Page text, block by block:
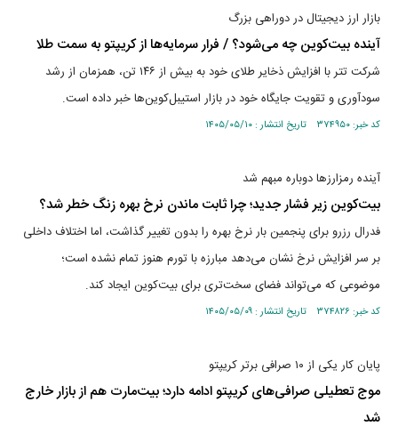
بازار ارز دیجیتال در دوراهی بزرگ
آینده بیت‌کوین چه می‌شود؟ / فرار سرمایه‌ها از کریپتو به سمت طلا
شرکت تتر با افزایش ذخایر طلای خود به بیش از ۱۴۶ تن، همزمان از رشد
سودآوری و تقویت جایگاه خود در بازار استیبل‌کوین‌ها خبر داده است.
کد خبر: ۳۷۴۹۵۰ تاریخ انتشار : ۱۴۰۵/۰۵/۱۰
آینده رمزارزها دوباره مبهم شد
بیت‌کوین زیر فشار جدید؛ چرا ثابت ماندن نرخ بهره زنگ خطر شد؟
فدرال رزرو برای پنجمین بار نرخ بهره را بدون تغییر گذاشت، اما اختلاف داخلی
بر سر افزایش نرخ نشان می‌دهد مبارزه با تورم هنوز تمام نشده است؛
موضوعی که می‌تواند فضای سخت‌تری برای بیت‌کوین ایجاد کند.
کد خبر: ۳۷۴۸۲۶ تاریخ انتشار : ۱۴۰۵/۰۵/۰۹
پایان کار یکی از ۱۰ صرافی برتر کریپتو
موج تعطیلی صرافی‌های کریپتو ادامه دارد؛ بیت‌مارت هم از بازار خارج
شد